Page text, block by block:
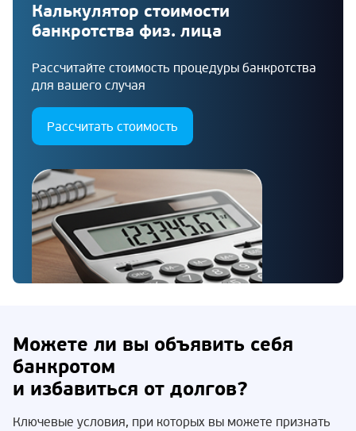
Калькулятор стоимости
банкротства физ. лица
Рассчитайте стоимость процедуры банкротства
для вашего случая
Рассчитать стоимость
Можете ли вы объявить себя
банкротом
и избавиться от долгов?
Ключевые условия, при которых вы можете признать